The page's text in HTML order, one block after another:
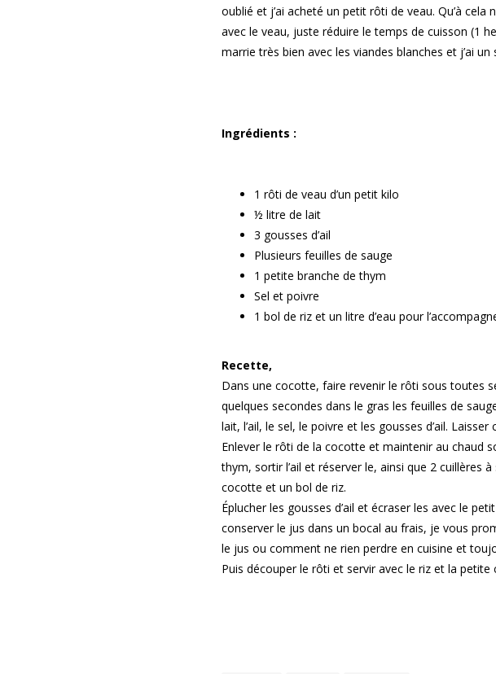
oublié et j’ai acheté un petit rôti de veau. Qu’à
avec le veau, juste réduire le temps de cuisson (1
marrie très bien avec les viandes blanches et j’ai
Ingrédients :
1 rôti de veau d’un petit kilo
½ litre de lait
3 gousses d’ail
Plusieurs feuilles de sauge
1 petite branche de thym
Sel et poivre
1 bol de riz et un litre d’eau pour
Recette,
Dans une cocotte, faire revenir le rôti sous toutes
quelques secondes dans le gras les feuilles de
lait, l’ail, le sel, le poivre et les gousses d’ail.
Enlever le rôti de la cocotte et maintenir au chaud
thym, sortir l’ail et réserver le, ainsi que 2 cuillères
cocotte et un bol de riz.
Éplucher les gousses d’ail et écraser les avec le
conserver le jus dans un bocal au frais, je vous
le jus ou comment ne rien perdre en cuisine et
Puis découper le rôti et servir avec le riz et la petite